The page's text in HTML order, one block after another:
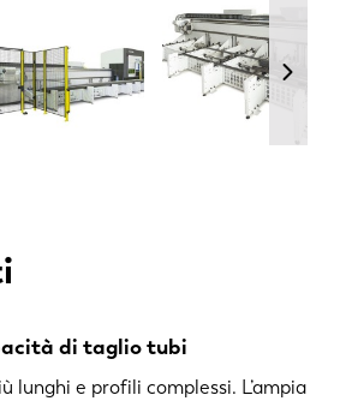
di taglio tubi
lunghi e profili complessi. L’ampia